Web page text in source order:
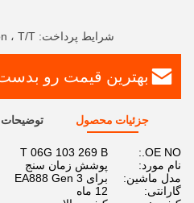
شرایط پرداخت: L/C ، D/P ، D/A ، Western Union ، T/T
بهترین قیمت رو بدست
جزئیات محصول
OE NO.:
T 06G 103 269 B
نام مورد:
پوشش زمان سنج
مدل ماشین:
برای EA888 Gen 3
گارانتی:
12 ماه